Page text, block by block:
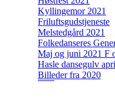
Kyllingemor 2021
Friluftsgudstjeneste
Melstedgård 2021
Folkedanseres
Maj og juni 2021 F
Hasle dansegulv
Billeder fra 2020